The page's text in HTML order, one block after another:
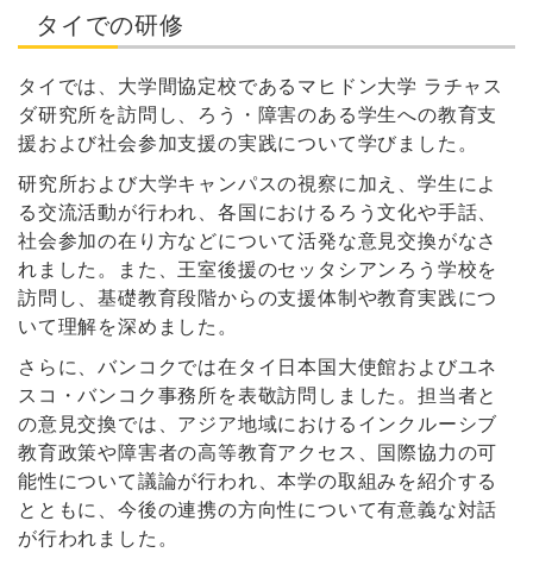
タイでの研修
タイでは、大学間協定校であるマヒドン大学 ラチャス
ダ研究所を訪問し、ろう・障害のある学生への教育支
援および社会参加支援の実践について学びました。
研究所および大学キャンパスの視察に加え、学生によ
る交流活動が行われ、各国におけるろう文化や手話、
社会参加の在り方などについて活発な意見交換がなさ
れました。また、王室後援のセッタシアンろう学校を
訪問し、基礎教育段階からの支援体制や教育実践につ
いて理解を深めました。
さらに、バンコクでは在タイ日本国大使館およびユネ
スコ・バンコク事務所を表敬訪問しました。担当者と
の意見交換では、アジア地域におけるインクルーシブ
教育政策や障害者の高等教育アクセス、国際協力の可
能性について議論が行われ、本学の取組みを紹介する
とともに、今後の連携の方向性について有意義な対話
が行われました。